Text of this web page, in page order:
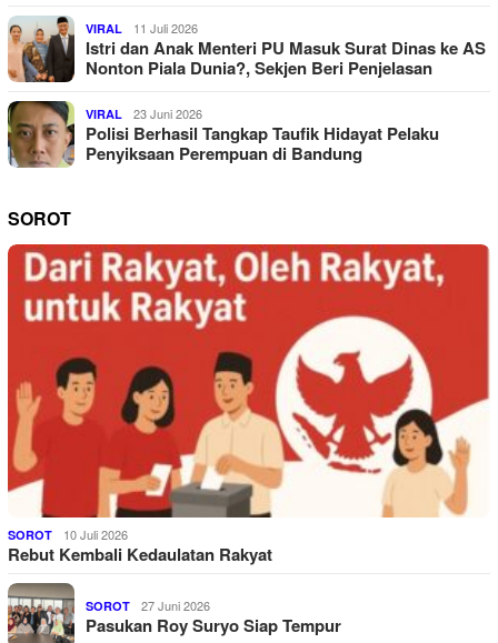
VIRAL 11 Juli 2026
Istri dan Anak Menteri PU Masuk Surat Dinas ke AS
Nonton Piala Dunia?, Sekjen Beri Penjelasan
VIRAL 23 Juni 2026
Polisi Berhasil Tangkap Taufik Hidayat Pelaku
Penyiksaan Perempuan di Bandung
SOROT
SOROT 10 Juli 2026
Rebut Kembali Kedaulatan Rakyat
SOROT 27 Juni 2026
Pasukan Roy Suryo Siap Tempur